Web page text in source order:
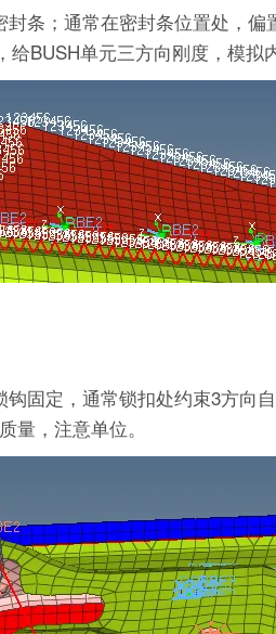
条；通常在密封条位置处，
BUSH单元三方向刚度，模拟
固定，通常锁扣处约束3方向
量，注意单位。